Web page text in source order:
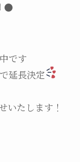
●
です
延長決定
いたします！